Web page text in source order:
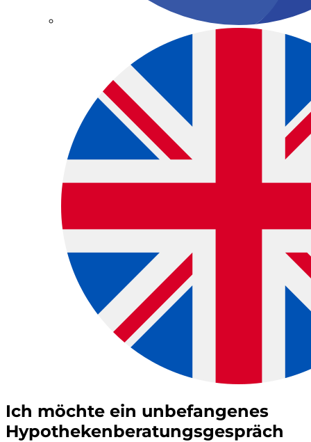
Ich möchte ein unbefangenes
Hypothekenberatungsgespräch